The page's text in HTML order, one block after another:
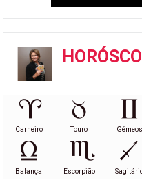
Carneiro Touro Gémeos
Balança Escorpião